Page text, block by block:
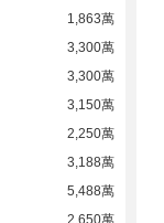
1,863萬
3,300萬
3,300萬
3,150萬
2,250萬
3,188萬
5,488萬